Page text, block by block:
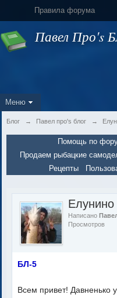
Правила форума
Павел Про's
Меню
Блог → Павел про's блог →
Помощь по
Продаем рыбацкие
Рецепты
Елунино
Написано
Просмотров
БЛ-5
Всем привет! Давненько